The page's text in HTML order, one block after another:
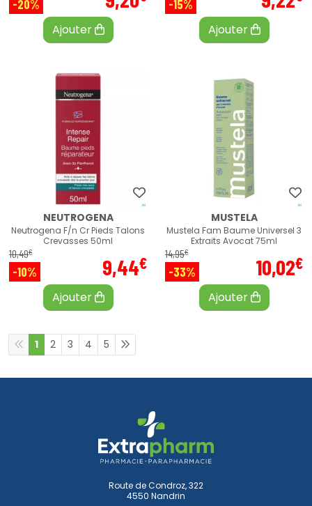
-20%
Ajouter
-15%
Ajouter
NEUTROGENA
Neutrogena F/n Cr Pieds Talons
Crevasses 50ml
10,49€
-10% 9,44€
Ajouter
MUSTELA
Mustela Fam Baume Universel 3
Extraits Avocat 75ml
14,95€
-33% 10,02€
Ajouter
1 2 3 4 5
Route de Condroz, 322
4550 Nandrin